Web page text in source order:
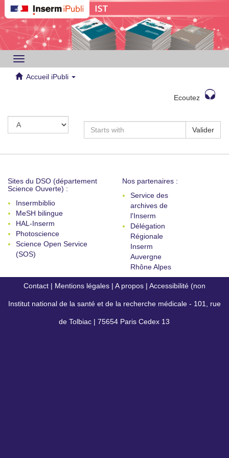
Toggle
navigation
Accueil iPubli
Ecoutez
Valider
Sites du DSO (département
Science Ouverte) :
Insermbiblio
MeSH bilingue
HAL-Inserm
Photoscience
Science Open Service
(SOS)
Nos partenaires :
Service des
archives de
l'Inserm
Délégation
Régionale
Inserm
Auvergne
Rhône Alpes
Contact | Mentions légales | A propos | Accessibilité (non
conforme)
Institut national de la santé et de la recherche médicale - 101, rue
de Tolbiac | 75654 Paris Cedex 13